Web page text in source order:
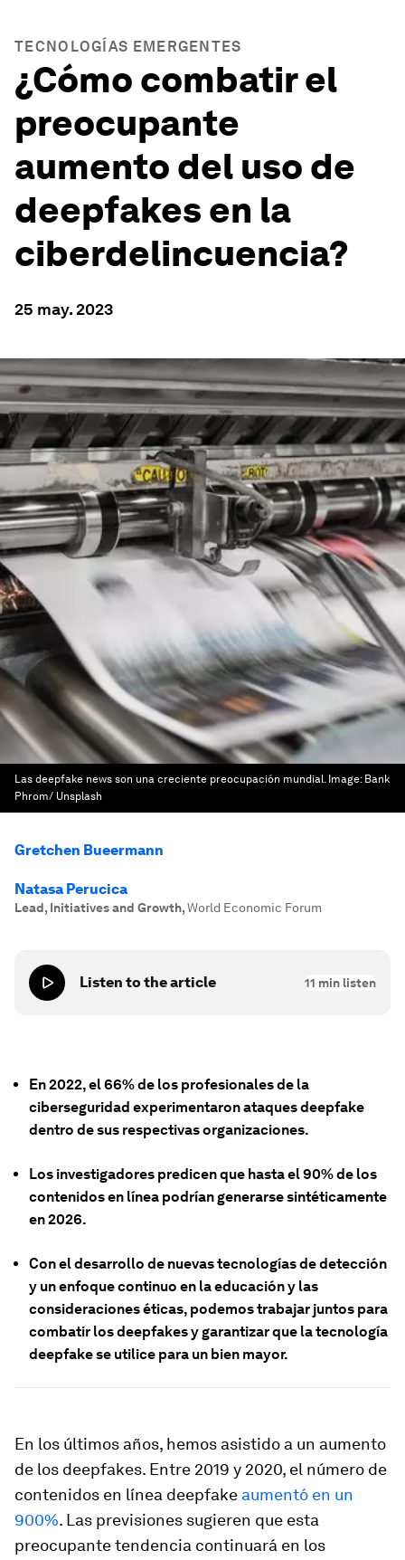
TECNOLOGÍAS EMERGENTES
¿Cómo combatir el
preocupante
aumento del uso de
deepfakes en la
ciberdelincuencia?
25 may. 2023
Las deepfake news son una creciente preocupación mundial. Image: Bank
Phrom/ Unsplash
Gretchen Bueermann
Natasa Perucica
Lead, Initiatives and Growth,World Economic Forum
Listen to the article 11 min listen
En 2022, el 66% de los profesionales de la
ciberseguridad experimentaron ataques deepfake
dentro de sus respectivas organizaciones.
Los investigadores predicen que hasta el 90% de los
contenidos en línea podrían generarse sintéticamente
en 2026.
Con el desarrollo de nuevas tecnologías de detección
y un enfoque continuo en la educación y las
consideraciones éticas, podemos trabajar juntos para
combatir los deepfakes y garantizar que la tecnología
deepfake se utilice para un bien mayor.
En los últimos años, hemos asistido a un aumento
de los deepfakes. Entre 2019 y 2020, el número de
contenidos en línea deepfake aumentó en un
900%. Las previsiones sugieren que esta
preocupante tendencia continuará en los